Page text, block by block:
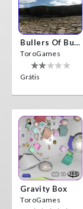
Bullers Of Buchan Aberdeen
ToroGames
Grátis
Gravity Box
ToroGames